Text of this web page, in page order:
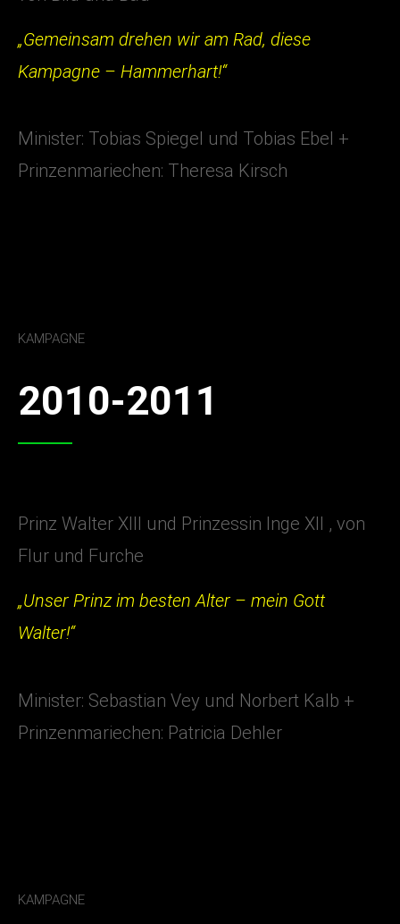
„Gemeinsam drehen wir am Rad, diese
Kampagne – Hammerhart!“
Minister: Tobias Spiegel und Tobias Ebel +
Prinzenmariechen: Theresa Kirsch
KAMPAGNE
2010-2011
Prinz Walter XIII und Prinzessin Inge XII , von
Flur und Furche
„Unser Prinz im besten Alter – mein Gott
Walter!“
Minister: Sebastian Vey und Norbert Kalb +
Prinzenmariechen: Patricia Dehler
KAMPAGNE